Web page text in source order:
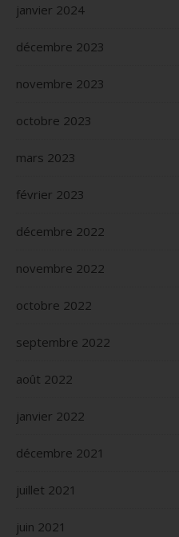
janvier 2024
décembre 2023
novembre 2023
octobre 2023
mars 2023
février 2023
décembre 2022
novembre 2022
octobre 2022
septembre 2022
août 2022
janvier 2022
décembre 2021
juillet 2021
juin 2021